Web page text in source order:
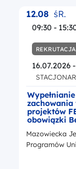
12.08 śR.
09:30 -
16.07.2026
zachowania
projektów
obowiązki
z
promocji
Mazowiecka
Programów